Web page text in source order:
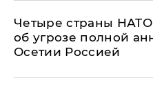
Четыре страны
об угрозе полной
Осетии Россией